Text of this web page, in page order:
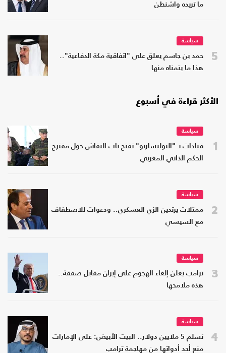
ما تريده واشنطن
5
سياسة
حمد بن جاسم يعلق على "اتفاقية مكة الدفاعية"..
هذا ما يتمناه منها
الأكثر قراءة في أسبوع
1
سياسة
قيادات بـ "البوليساريو" تفتح باب النقاش حول مقترح
الحكم الذاتي المغربي
2
سياسة
ممثلات يرتدين الزي العسكري.. ودعوات للاصطفاف
مع السيسي
3
سياسة
ترامب يعلن إلغاء الهجوم على إيران مقابل صفقة..
هذه ملامحها
4
سياسة
تسلم 5 ملايين دولار.. البيت الأبيض: على الإمارات
منع أحد أدواتها من مهاجمة ترامب